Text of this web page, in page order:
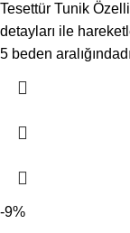
Tesettür Tunik
detayları ile
5 beden
-9%